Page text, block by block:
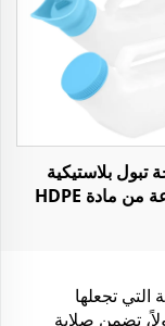
تبول بلاستيكية
مصنوعة من مادة HDPE
المستشفى
التي تجعلها
تضمن صلابة